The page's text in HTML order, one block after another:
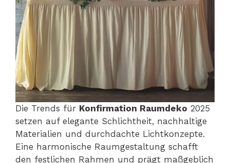
Die Trends für Konfirmation Raumdeko 2025
setzen auf elegante Schlichtheit, nachhaltige
Materialien und durchdachte Lichtkonzepte.
Eine harmonische Raumgestaltung schafft
den festlichen Rahmen und prägt maßgeblich